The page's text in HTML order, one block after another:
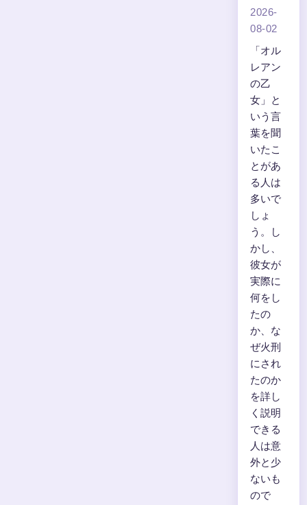
2026-
08-02
「オル
レアン
の乙
女」と
いう言
葉を聞
いたこ
とがあ
る人は
多いで
しょ
う。し
かし、
彼女が
実際に
何をし
たの
か、な
ぜ火刑
にされ
たのか
を詳し
く説明
できる
人は意
外と少
ないも
ので